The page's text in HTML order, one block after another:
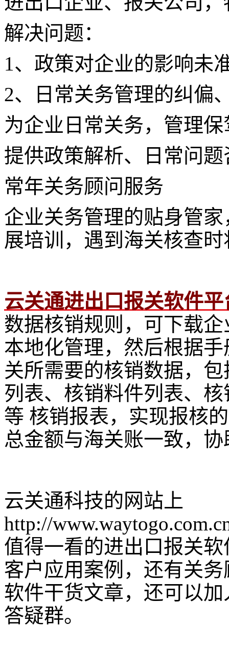
解决问题：
1、政策对企业的影响未
2、日常关务管理的纠偏
为企业日常关务，管理
提供政策解析、日常问
常年关务顾问服务
企业关务管理的贴身管
展培训，遇到海关核查
云关通进出口报关软件平
数据核销规则，可下载企
本地化管理，然后根据
关所需要的核销数据，
列表、核销料件列表、
等 核销报表，实现报核
总金额与海关账一致，
云关通科技的网站上
http://
值得一看的进出口报关
客户应用案例，还有关
软件干货文章，还可以
答疑群。